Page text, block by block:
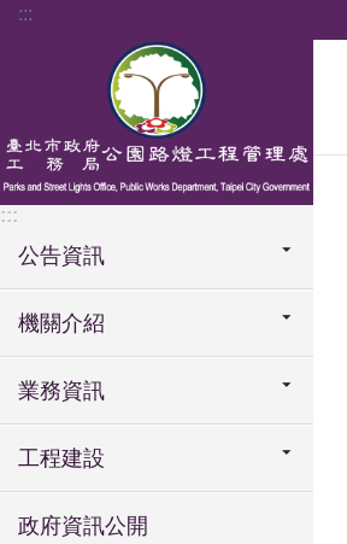
跳到主要內容區塊
:::
:::
公告資訊
機關介紹
業務資訊
工程建設
政府資訊公開